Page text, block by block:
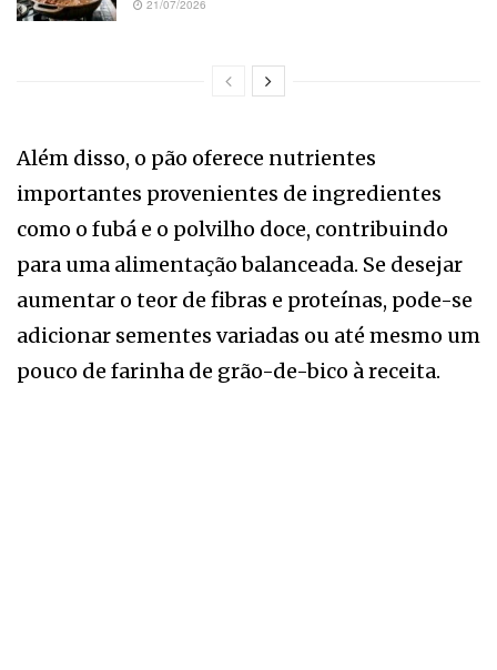
21/07/2026
Além disso, o pão oferece nutrientes
importantes provenientes de ingredientes
como o fubá e o polvilho doce, contribuindo
para uma alimentação balanceada. Se desejar
aumentar o teor de fibras e proteínas, pode-se
adicionar sementes variadas ou até mesmo um
pouco de farinha de grão-de-bico à receita.